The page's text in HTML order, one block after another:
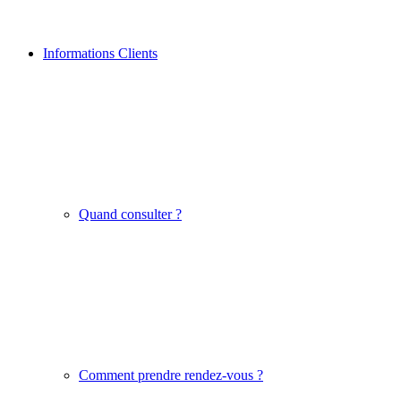
Informations Clients
Quand consulter ?
Comment prendre rendez-vous ?